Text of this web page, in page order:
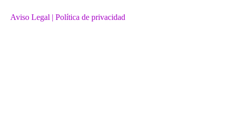
Aviso Legal | Política de privacidad